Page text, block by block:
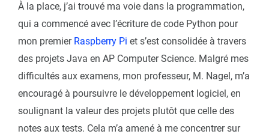
À la place, j’ai trouvé ma voie dans la programmation,
qui a commencé avec l’écriture de code Python pour
mon premier Raspberry Pi et s’est consolidée à travers
des projets Java en AP Computer Science. Malgré mes
difficultés aux examens, mon professeur, M. Nagel, m’a
encouragé à poursuivre le développement logiciel, en
soulignant la valeur des projets plutôt que celle des
notes aux tests. Cela m’a amené à me concentrer sur